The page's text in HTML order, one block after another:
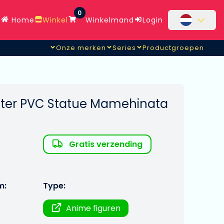
Home Winkel
0
Winkelmand Login
Onze merken Series Productgroepen
PVC Statue Mamehinata
Gratis verzending
Type:
Anime figuren